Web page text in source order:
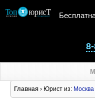
Главная › Юрист из: Москва